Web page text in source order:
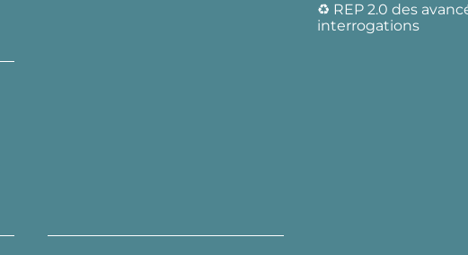
♻️ REP 2.0 des
interrogations